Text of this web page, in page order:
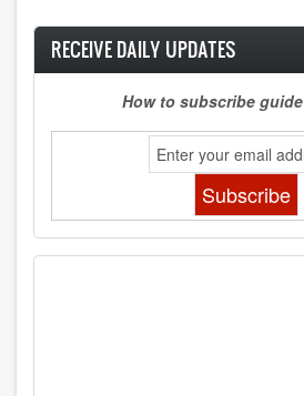
RECEIVE DAILY UPDATES
How to subscribe guide